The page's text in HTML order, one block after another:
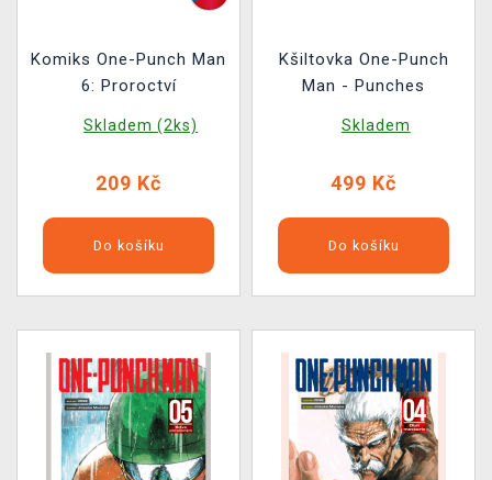
Komiks One-Punch Man
6: Proroctví
Skladem (2ks)
209 Kč
Do košíku
Kšiltovka One-Punch
Man - Punches
Skladem
499 Kč
Do košíku